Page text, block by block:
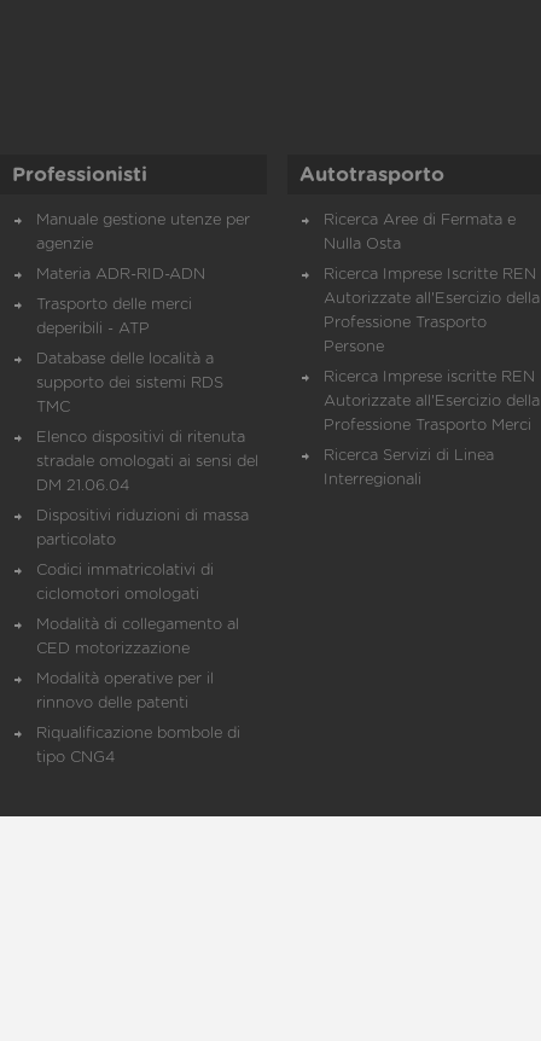
Professionisti
Manuale gestione utenze per
agenzie
Materia ADR-RID-ADN
Trasporto delle merci
deperibili - ATP
Database delle località a
supporto dei sistemi RDS
TMC
Elenco dispositivi di ritenuta
stradale omologati ai sensi del
DM 21.06.04
Dispositivi riduzioni di massa
particolato
Codici immatricolativi di
ciclomotori omologati
Modalità di collegamento al
CED motorizzazione
Modalità operative per il
rinnovo delle patenti
Riqualificazione bombole di
tipo CNG4
Autotrasporto
Ricerca Aree di Fermata e
Nulla Osta
Ricerca Imprese Iscritte REN
Autorizzate all'Esercizio della
Professione Trasporto
Persone
Ricerca Imprese iscritte REN
Autorizzate all'Esercizio della
Professione Trasporto Merci
Ricerca Servizi di Linea
Interregionali